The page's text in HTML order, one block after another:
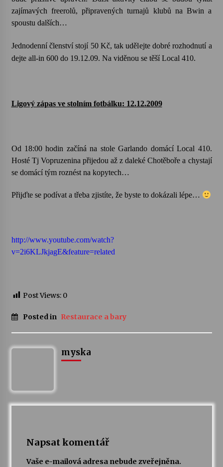
Petr Adamec – Malovaný svět
30. 6. 2026
zajímavých freerolů, připravených turnajů klubů na Bwin a
spoustu dalších…
Jednodenní členství stojí 50 Kč, tak udělejte dobré rozhodnutí a
dejte all-in 600 do 19.12.09. Na viděnou se těší Local 410.
Ligový zápas ve stolním fotbálku: 12.12.2009
Od 18:00 hodin začíná na stole Garlando domácí Local 410.
Hosté Tj Vopruzenina přijedou až z daleké Chotěboře a chystají
se domácí tým roznést na kopytech…
Přijďte se podívat a třeba zjistíte, že byste to dokázali lépe…
http://www.youtube.com/watch?
v=2i6KLJkjagE&feature=related
Post Views: 0
Posted in Restaurace a bary
myska
Napsat komentář
Vaše e-mailová adresa nebude zveřejněna.